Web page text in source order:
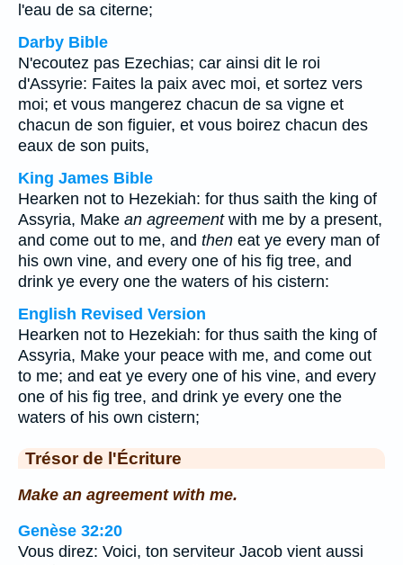
l'eau de sa citerne;
Darby Bible
N'ecoutez pas Ezechias; car ainsi dit le roi
d'Assyrie: Faites la paix avec moi, et sortez vers
moi; et vous mangerez chacun de sa vigne et
chacun de son figuier, et vous boirez chacun des
eaux de son puits,
King James Bible
Hearken not to Hezekiah: for thus saith the king of
Assyria, Make an agreementwith me by a present,
and come out to me, and then eat ye every man of
his own vine, and every one of his fig tree, and
drink ye every one the waters of his cistern:
English Revised Version
Hearken not to Hezekiah: for thus saith the king of
Assyria, Make your peace with me, and come out
to me; and eat ye every one of his vine, and every
one of his fig tree, and drink ye every one the
waters of his own cistern;
Trésor de l'Écriture
Make an agreement with me.
Genèse 32:20
Vous direz: Voici, ton serviteur Jacob vient aussi